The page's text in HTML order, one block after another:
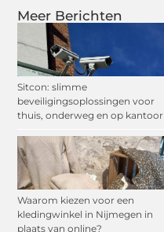
Meer Berichten
Sitcon: slimme
beveiligingsoplossingen voor
thuis, onderweg en op kantoor
Waarom kiezen voor een
kledingwinkel in Nijmegen in
plaats van online?